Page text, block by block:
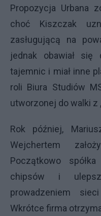
Propozycja Urbana
choć Kiszczak
zasługującą na
jednak obawiał
tajemnic i miał inne
roli Biura Studiów
utworzonej do walki z
Rok później,
Wejchertem
Początkowo
chipsów i
prowadzeniem
Wkrótce firma